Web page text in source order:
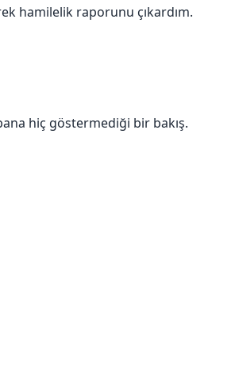
hamilelik raporunu çıkardım.
hiç göstermediği bir bakış.